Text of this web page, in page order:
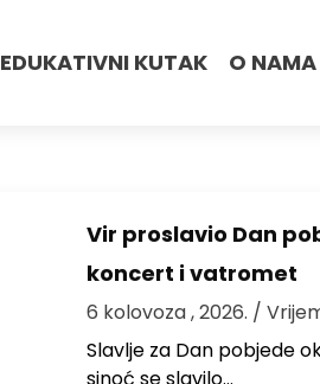
EDUKATIVNI KUTAK O NAMA
Vir proslavio Dan
koncert i vatromet
6 kolovoza , 2026. /
Slavlje za Dan pobjede
sinoć se slavilo…